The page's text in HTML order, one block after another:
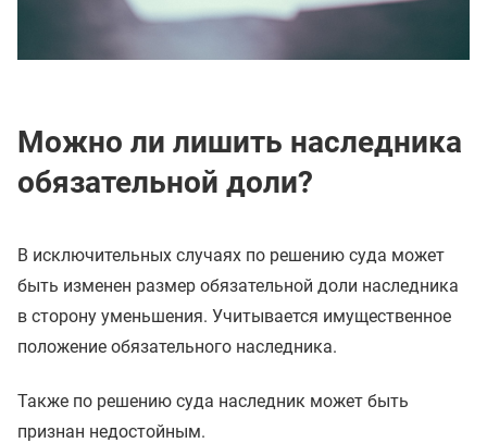
Можно ли лишить наследника
обязательной доли?
В исключительных случаях по решению суда может
быть изменен размер обязательной доли наследника
в сторону уменьшения. Учитывается имущественное
положение обязательного наследника.
Также по решению суда наследник может быть
признан недостойным.